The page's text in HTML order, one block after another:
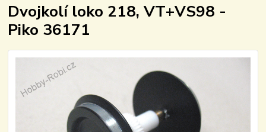
Dvojkolí loko 218, VT+VS98 -
Piko 36171